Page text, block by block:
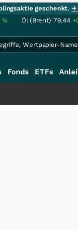
geschenkt.→
% Öl (Brent) 79,44
Fonds ETFs